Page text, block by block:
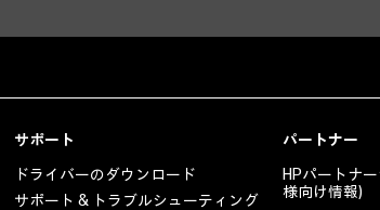
サポート
ドライバーのダウンロード
サポート & トラブルシューティング
パートナー
HPパートナ
様向け情報)